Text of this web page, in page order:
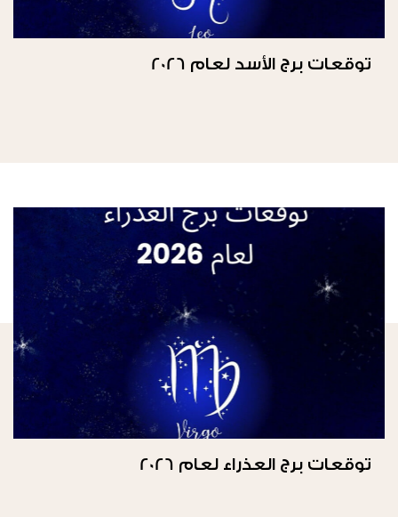
توقعات برج الأسد لعام 2026
توقعات برج العذراء لعام 2026